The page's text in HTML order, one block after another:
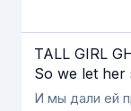
TALL GIRL
So we let her
И мы дали ей